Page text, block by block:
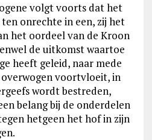
volgt voorts dat het
onrechte in een, zij het
het oordeel van de Kroon
de uitkomst waartoe
heeft geleid, naar mede
voortvloeit, in
wordt bestreden,
belang bij de onderdelen
hetgeen het hof in zijn